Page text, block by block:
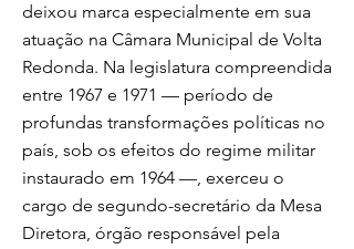
deixou marca especialmente em sua
atuação na Câmara Municipal de Volta
Redonda. Na legislatura compreendida
entre 1967 e 1971 — período de
profundas transformações políticas no
país, sob os efeitos do regime militar
instaurado em 1964 —, exerceu o
cargo de segundo-secretário da Mesa
Diretora, órgão responsável pela